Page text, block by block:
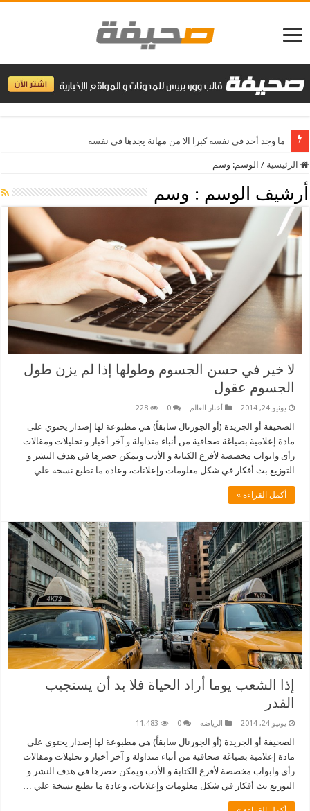
الرئيسية / الوسم:وسم
أرشيف الوسم : وسم
لا خير في حسن الجسوم وطولها إذا لم يزن طول
الجسوم عقول
يونيو 24, 2014 أخبار العالم 0
228
الصحيفة أو الجريدة (أو الجورنال سابقاً) هي مطبوعة لها إصدار يحتوي على
مادة إعلامية بصياغة صحافية من أنباء متداولة و آخر أخبار و تحليلات ومقالات
رأى وابواب مخصصة لأفرع الكتابة و الأدب ويمكن حصرها في هدف النشر و
التوزيع بث أفكار في شكل معلومات وإعلانات، وعادة ما تطبع نسخة علي …
أكمل القراءة »
إذا الشعب يوما أراد الحياة فلا بد أن يستجيب
القدر
يونيو 24, 2014 الرياضة 0
11,483
الصحيفة أو الجريدة (أو الجورنال سابقاً) هي مطبوعة لها إصدار يحتوي على
مادة إعلامية بصياغة صحافية من أنباء متداولة و آخر أخبار و تحليلات ومقالات
رأى وابواب مخصصة لأفرع الكتابة و الأدب ويمكن حصرها في هدف النشر و
التوزيع بث أفكار في شكل معلومات وإعلانات، وعادة ما تطبع نسخة علي …